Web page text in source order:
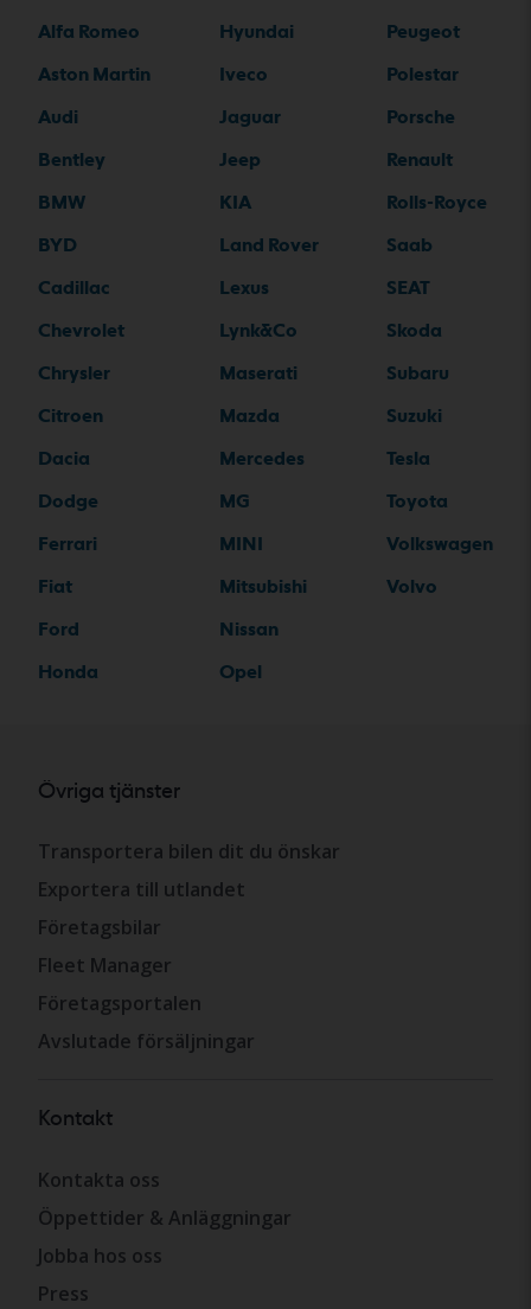
Alfa Romeo
Aston Martin
Audi
Bentley
BMW
BYD
Cadillac
Chevrolet
Chrysler
Citroen
Dacia
Dodge
Ferrari
Fiat
Ford
Honda
Hyundai
Iveco
Jaguar
Jeep
KIA
Land Rover
Lexus
Lynk&Co
Maserati
Mazda
Mercedes
MG
MINI
Mitsubishi
Nissan
Opel
Peugeot
Polestar
Porsche
Renault
Rolls-Royce
Saab
SEAT
Skoda
Subaru
Suzuki
Tesla
Toyota
Volkswagen
Volvo
Övriga tjänster
Transportera bilen dit du önskar
Exportera till utlandet
Företagsbilar
Fleet Manager
Företagsportalen
Avslutade försäljningar
Kontakt
Kontakta oss
Öppettider & Anläggningar
Jobba hos oss
Press